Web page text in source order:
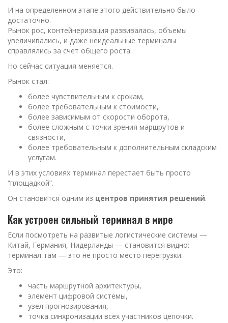
И на определенном этапе этого действительно было
достаточно.
Рынок рос, контейнеризация развивалась, объемы
увеличивались, и даже неидеальные терминалы
справлялись за счет общего роста.
Но сейчас ситуация меняется.
Рынок стал:
более чувствительным к срокам,
более требовательным к стоимости,
более зависимым от скорости оборота,
более сложным с точки зрения маршрутов и
связности,
более требовательным к дополнительным складским
услугам.
И в этих условиях терминал перестает быть просто
“площадкой”.
Он становится одним из центров принятия решений.
Как устроен сильный терминал в мире
Если посмотреть на развитые логистические системы —
Китай, Германия, Нидерланды — становится видно:
терминал там — это не просто место перегрузки.
Это:
часть маршрутной архитектуры,
элемент цифровой системы,
узел прогнозирования,
точка синхронизации всех участников цепочки.